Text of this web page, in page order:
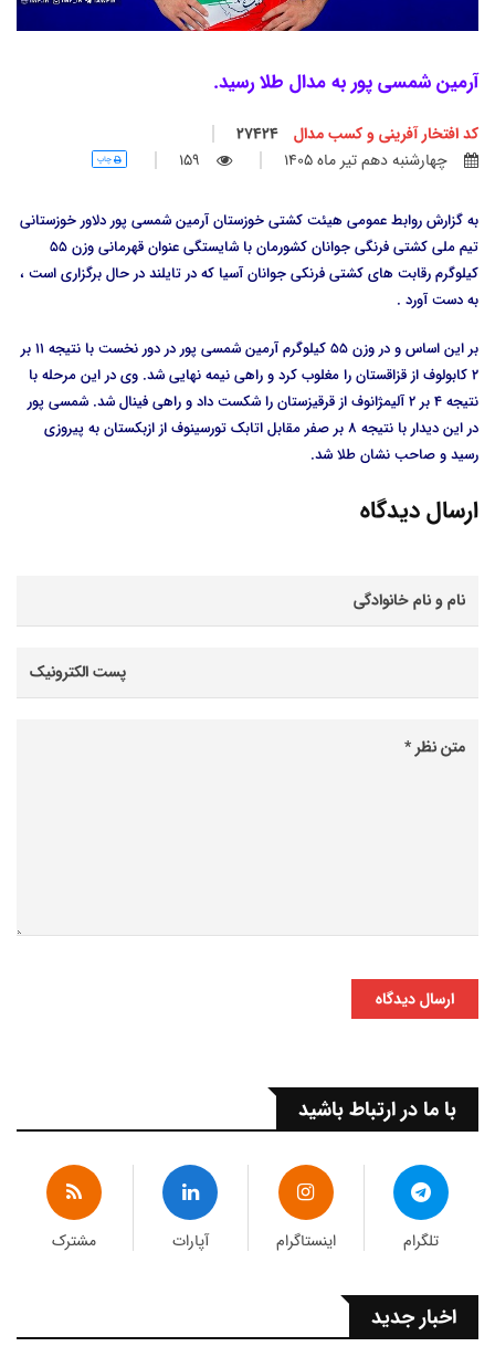
آرمین شمسی پور به مدال طلا رسید.
کد افتخار آفرینی و کسب مدال
چهارشنبه دهم تير ماه 1405
159 چاپ
به گزارش روابط عمومی هیئت کشتی خوزستان آرمین شمسی پور دلاور خوزستانی
تیم ملی کشتی فرنگی جوانان کشورمان با شایستگی عنوان قهرمانی وزن 55
کیلوگرم رقابت های کشتی فرنکی جوانان آسیا که در تایلند در حال برگزاری است ،
به دست آورد .
بر این اساس و در وزن 55 کیلوگرم آرمین شمسی پور در دور نخست با نتیجه 11 بر
2 کابولوف از قزاقستان را مغلوب کرد و راهی نیمه نهایی شد. وی در این مرحله با
نتیجه 4 بر 2 آلیمژانوف از قرقیزستان را شکست داد و راهی فینال شد. شمسی پور
در این دیدار با نتیجه 8 بر صفر مقابل اتابک تورسینوف از ازبکستان به پیروزی
رسید و صاحب نشان طلا شد.
ارسال دیدگاه
ارسال دیدگاه
با ما در ارتباط باشید
تلگرام اینستاگرام آپارات مشترک
اخبار جدید